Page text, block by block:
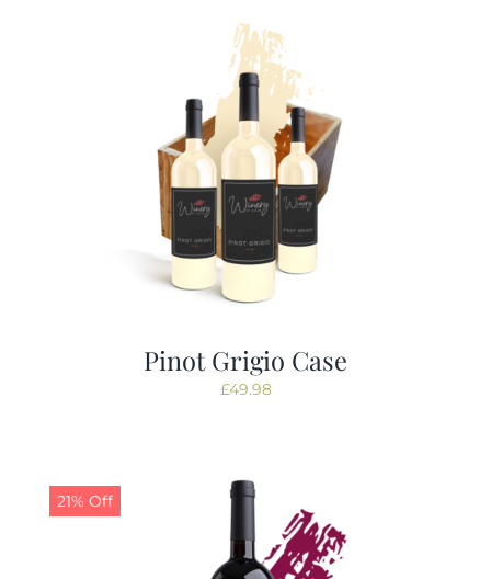
Pinot Grigio Case
£49.98
21% Off